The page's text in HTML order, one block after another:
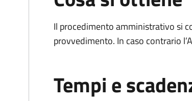
Il procedimento amministrativo si
provvedimento. In caso contrario
Tempi e